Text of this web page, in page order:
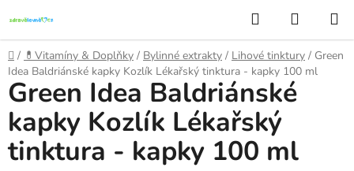
na
obsah
Hledat
KOŠÍK
Domů
/ 💊Vitamíny & Doplňky / Bylinné extrakty / Lihové tinktury / Green
Idea Baldriánské kapky Kozlík Lékařský tinktura - kapky 100 ml
Green Idea Baldriánské
kapky Kozlík Lékařský
tinktura - kapky 100 ml